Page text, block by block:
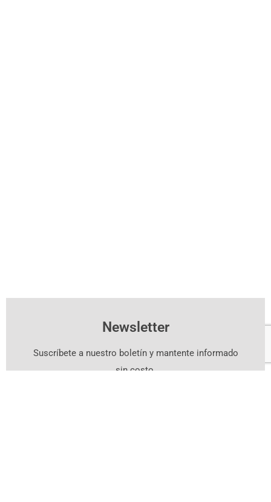
Newsletter
Suscríbete a nuestro boletín y mantente informado
sin costo.